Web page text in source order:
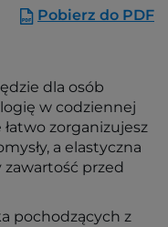
Pobierz do PDF
dla osób
w codziennej
zorganizujesz
a elastyczna
przed
pochodzących z